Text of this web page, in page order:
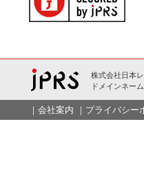
株式会社日本
ドメインネー
｜ 会社案内 ｜ プライバシー